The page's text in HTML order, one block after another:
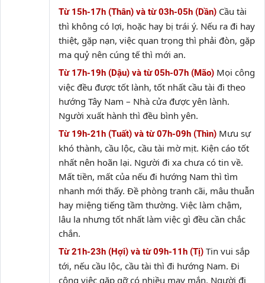
Từ 15h-17h (Thân) và từ 03h-05h (Dần) Cầu tài
thì không có lợi, hoặc hay bị trái ý. Nếu ra đi hay
thiệt, gặp nạn, việc quan trọng thì phải đòn, gặp
ma quỷ nên cúng tế thì mới an.
Từ 17h-19h (Dậu) và từ 05h-07h (Mão) Mọi công
việc đều được tốt lành, tốt nhất cầu tài đi theo
hướng Tây Nam – Nhà cửa được yên lành.
Người xuất hành thì đều bình yên.
Từ 19h-21h (Tuất) và từ 07h-09h (Thìn) Mưu sự
khó thành, cầu lộc, cầu tài mờ mịt. Kiện cáo tốt
nhất nên hoãn lại. Người đi xa chưa có tin về.
Mất tiền, mất của nếu đi hướng Nam thì tìm
nhanh mới thấy. Đề phòng tranh cãi, mâu thuẫn
hay miệng tiếng tầm thường. Việc làm chậm,
lâu la nhưng tốt nhất làm việc gì đều cần chắc
chắn.
Từ 21h-23h (Hợi) và từ 09h-11h (Tị) Tin vui sắp
tới, nếu cầu lộc, cầu tài thì đi hướng Nam. Đi
công việc gặp gỡ có nhiều may mắn. Người đi